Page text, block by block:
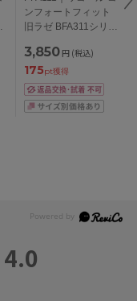
ンフォートフィット
旧ラゼ BFA311シリー
ーツ はきこみ丈：ふ
かめ ノーマルショー
ツ M/L/LL/3L
3,850 円 (税込)
175pt獲得
4.0